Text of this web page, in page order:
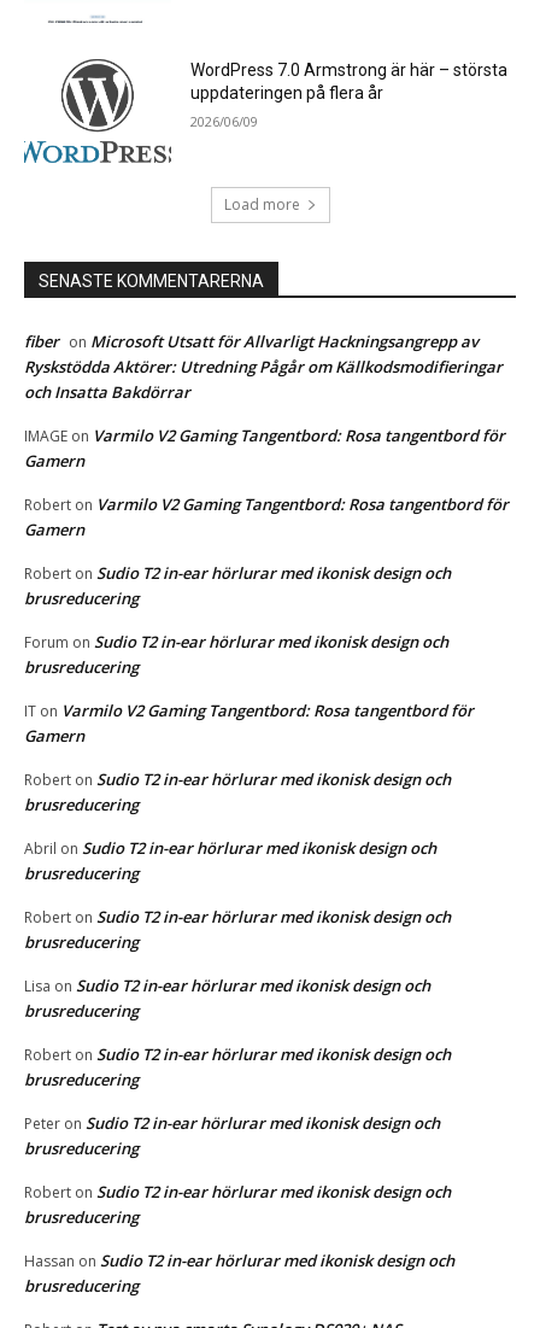
WordPress 7.0 Armstrong är här – största
uppdateringen på flera år
2026/06/09
Load more
SENASTE KOMMENTARERNA
fiber on Microsoft Utsatt för Allvarligt Hackningsangrepp av
Ryskstödda Aktörer: Utredning Pågår om Källkodsmodifieringar
och Insatta Bakdörrar
IMAGE on Varmilo V2 Gaming Tangentbord: Rosa tangentbord för
Gamern
Robert on Varmilo V2 Gaming Tangentbord: Rosa tangentbord för
Gamern
Robert on Sudio T2 in-ear hörlurar med ikonisk design och
brusreducering
Forum on Sudio T2 in-ear hörlurar med ikonisk design och
brusreducering
IT on Varmilo V2 Gaming Tangentbord: Rosa tangentbord för
Gamern
Robert on Sudio T2 in-ear hörlurar med ikonisk design och
brusreducering
Abril on Sudio T2 in-ear hörlurar med ikonisk design och
brusreducering
Robert on Sudio T2 in-ear hörlurar med ikonisk design och
brusreducering
Lisa on Sudio T2 in-ear hörlurar med ikonisk design och
brusreducering
Robert on Sudio T2 in-ear hörlurar med ikonisk design och
brusreducering
Peter on Sudio T2 in-ear hörlurar med ikonisk design och
brusreducering
Robert on Sudio T2 in-ear hörlurar med ikonisk design och
brusreducering
Hassan on Sudio T2 in-ear hörlurar med ikonisk design och
brusreducering